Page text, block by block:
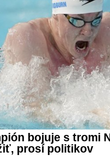
bojuje s tromi
prosí politikov